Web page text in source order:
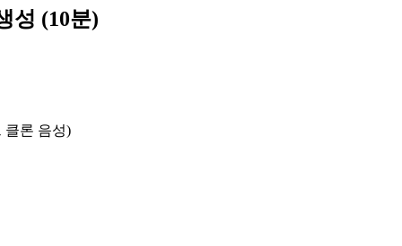
성 (10분)
클론 음성)